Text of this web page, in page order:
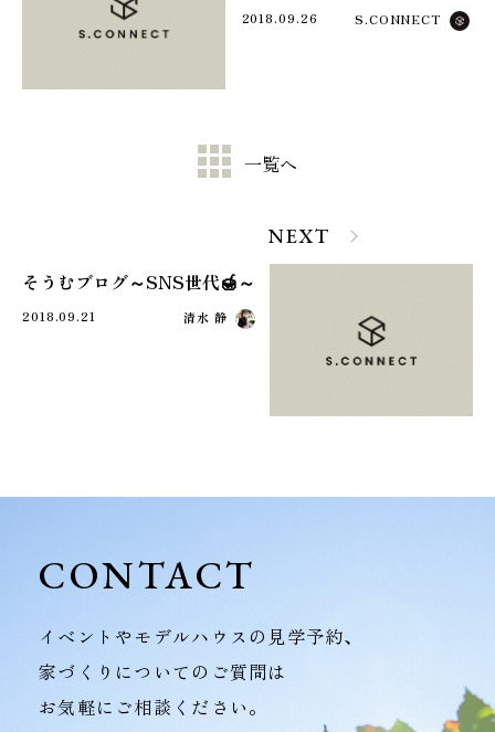
2018.09.26 S.CONNECT
一覧へ
NEXT
そうむブログ～SNS世代🍯～
2018.09.21 清水 静
CONTACT
イベントやモデルハウスの見学予約、
家づくりについてのご質問は
お気軽にご相談ください。